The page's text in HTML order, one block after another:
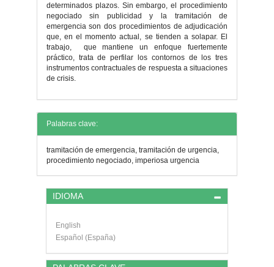
determinados plazos. Sin embargo, el procedimiento
negociado sin publicidad y la tramitación de
emergencia son dos procedimientos de adjudicación
que, en el momento actual, se tienden a solapar. El
trabajo, que mantiene un enfoque fuertemente
práctico, trata de perfilar los contornos de los tres
instrumentos contractuales de respuesta a situaciones
de crisis.
Detalles
del
artículo
Palabras clave:
tramitación de emergencia, tramitación de urgencia,
procedimiento negociado, imperiosa urgencia
IDIOMA
English
Español (España)